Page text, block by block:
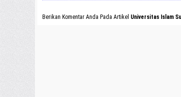
Berikan Komentar Anda Pada Artikel Universitas Islam